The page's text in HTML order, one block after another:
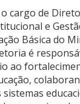
cargo de
e
Básica do
é
ao